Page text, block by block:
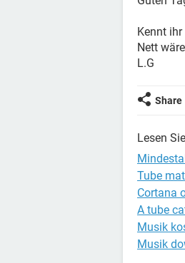
Kennt
Nett
L.G
Share
Lesen
Tube
Cortana
A tube
Musik
Musik